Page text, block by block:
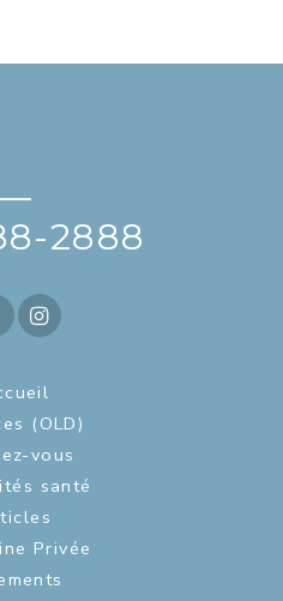
2888
(OLD)
vous
santé
Privée